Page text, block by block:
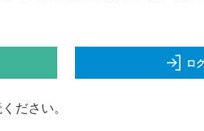
ロ
ださい。